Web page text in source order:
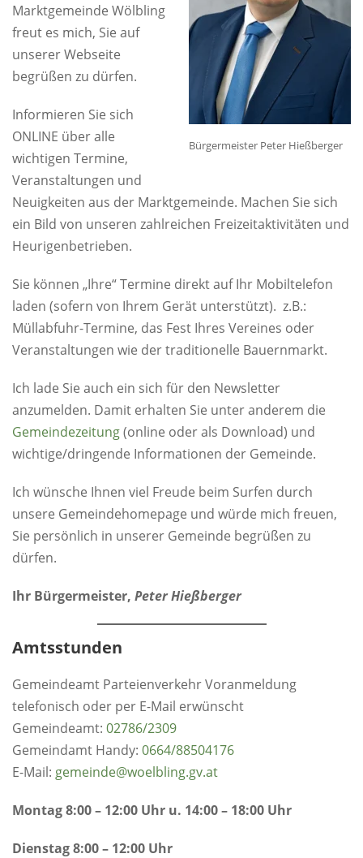
Bürgermeister Peter Hießberger
Marktgemeinde Wölbling
freut es mich, Sie auf
unserer Webseite
begrüßen zu dürfen.
Informieren Sie sich
ONLINE über alle
wichtigen Termine,
Veranstaltungen und
Neuigkeiten aus der Marktgemeinde. Machen Sie sich
ein Bild von unseren zahlreichen Freizeitaktivitäten und
Heurigenbetrieben.
Sie können „Ihre“ Termine direkt auf Ihr Mobiltelefon
laden (sofern von Ihrem Gerät unterstützt). z.B.:
Müllabfuhr-Termine, das Fest Ihres Vereines oder
Veranstaltungen wie der traditionelle Bauernmarkt.
Ich lade Sie auch ein sich für den Newsletter
anzumelden. Damit erhalten Sie unter anderem die
Gemeindezeitung(online oder als Download) und
wichtige/dringende Informationen der Gemeinde.
Ich wünsche Ihnen viel Freude beim Surfen durch
unsere Gemeindehomepage und würde mich freuen,
Sie persönlich in unserer Gemeinde begrüßen zu
dürfen.
Ihr Bürgermeister, Peter Hießberger
Amtsstunden
Gemeindeamt Parteienverkehr Voranmeldung
telefonisch oder per E-Mail erwünscht
Gemeindeamt: 02786/2309
Gemeindamt Handy: 0664/88504176
E-Mail: gemeinde@woelbling.gv.at
Montag 8:00 – 12:00 Uhr u. 14:00 – 18:00 Uhr
Dienstag 8:00 – 12:00 Uhr